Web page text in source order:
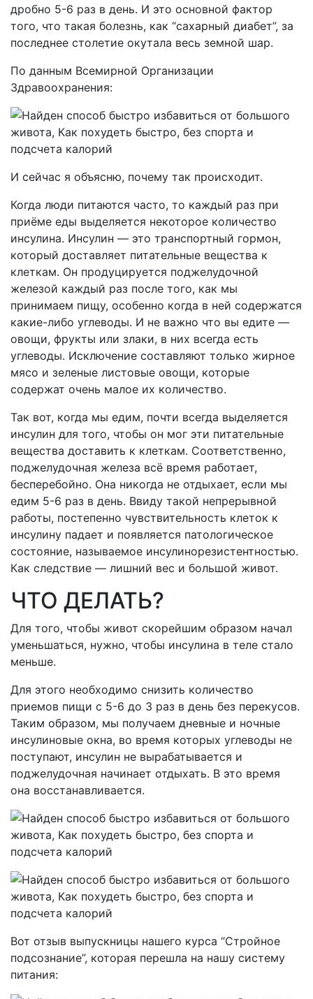
дробно 5-6 раз в день. И это основной фактор
того, что такая болезнь, как “сахарный диабет”, за
последнее столетие окутала весь земной шар.
По данным Всемирной Организации
Здравоохранения:
И сейчас я объясню, почему так происходит.
Когда люди питаются часто, то каждый раз при
приёме еды выделяется некоторое количество
инсулина. Инсулин — это транспортный гормон,
который доставляет питательные вещества к
клеткам. Он продуцируется поджелудочной
железой каждый раз после того, как мы
принимаем пищу, особенно когда в ней содержатся
какие-либо углеводы. И не важно что вы едите —
овощи, фрукты или злаки, в них всегда есть
углеводы. Исключение составляют только жирное
мясо и зеленые листовые овощи, которые
содержат очень малое их количество.
Так вот, когда мы едим, почти всегда выделяется
инсулин для того, чтобы он мог эти питательные
вещества доставить к клеткам. Соответственно,
поджелудочная железа всё время работает,
бесперебойно. Она никогда не отдыхает, если мы
едим 5-6 раз в день. Ввиду такой непрерывной
работы, постепенно чувствительность клеток к
инсулину падает и появляется патологическое
состояние, называемое инсулинорезистентностью.
Как следствие — лишний вес и большой живот.
ЧТО ДЕЛАТЬ?
Для того, чтобы живот скорейшим образом начал
уменьшаться, нужно, чтобы инсулина в теле стало
меньше.
Для этого необходимо снизить количество
приемов пищи с 5-6 до 3 раз в день без перекусов.
Таким образом, мы получаем дневные и ночные
инсулиновые окна, во время которых углеводы не
поступают, инсулин не вырабатывается и
поджелудочная начинает отдыхать. В это время
она восстанавливается.
Вот отзыв выпускницы нашего курса “Стройное
подсознание”, которая перешла на нашу систему
питания: